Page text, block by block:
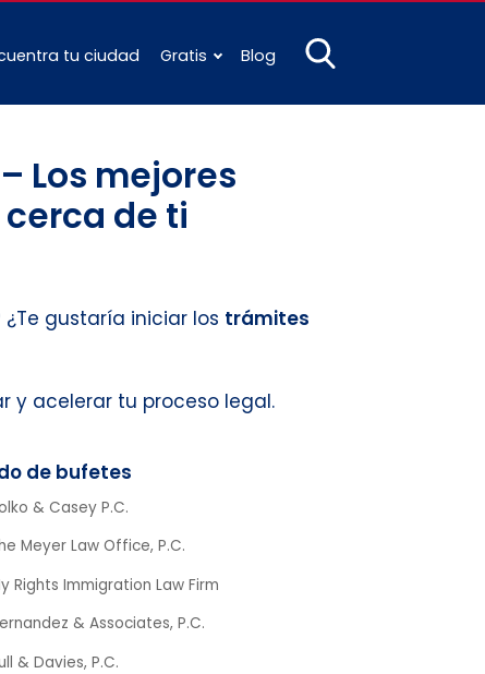
tu ciudad Gratis Blog
Los mejores
de ti
¿Te gustaría iniciar los trámites
y acelerar tu proceso legal.
& Casey P.C.
Meyer Law Office, P.C.
Rights Immigration Law Firm
& Associates, P.C.
& Davies, P.C.